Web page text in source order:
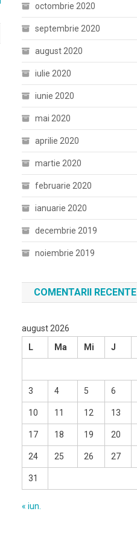
octombrie 2020
septembrie 2020
august 2020
iulie 2020
iunie 2020
mai 2020
aprilie 2020
martie 2020
februarie 2020
ianuarie 2020
decembrie 2019
noiembrie 2019
COMENTARII RECENTE
august 2026
L
Ma Mi J
3 4 5 6
10 11 12 13
17 18 19 20
24 25 26 27
31
« iun.